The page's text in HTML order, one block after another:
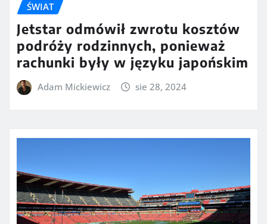
ŚWIAT
Jetstar odmówił zwrotu kosztów
podróży rodzinnych, ponieważ
rachunki były w języku japońskim
Adam Mickiewicz sie 28, 2024